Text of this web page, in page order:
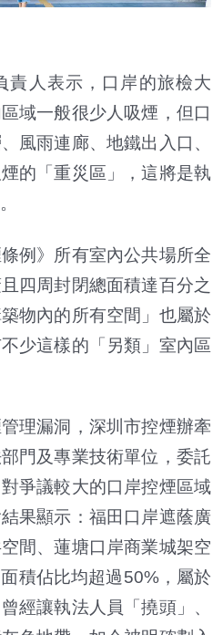
人表示，口岸的旅檢大
域一般很少人吸煙，但口
風雨連廊、地鐵出入口、
的「重災區」，這將是執
例》所有室內公共場所全
四周封閉總面積達百分之
物內的所有空間」也屬於
少這樣的「另類」室內區
理漏洞，深圳市控煙辦牽
門及專業技術單位，委託
爭議較大的口岸控煙區域
果顯示：福田口岸遮蔭廣
間、蓮塘口岸商業城架空
積佔比均超過50%，屬於
經讓執法人員「撓頭」、